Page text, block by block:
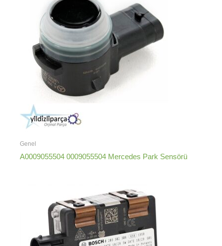
Genel
A0009055504 0009055504 Mercedes Park Sensörü